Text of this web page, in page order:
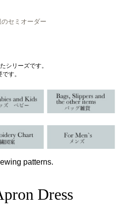
セミオーダー
シリーズです。
す。
patterns.
Dress